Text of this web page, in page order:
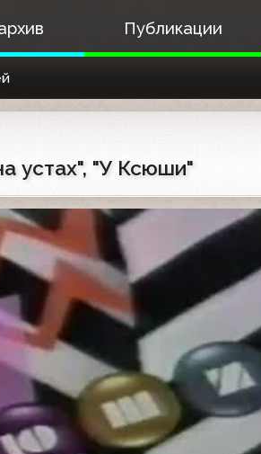
Публикации
устах", "У Ксюши"